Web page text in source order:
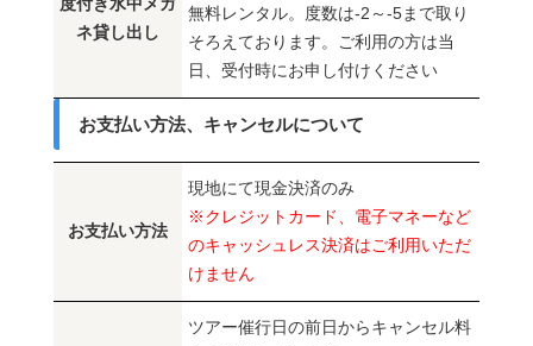
度付き水中メガ
ネ貸し出し
無料レンタル。度数は-2～-5まで取り
そろえております。ご利用の方は当
日、受付時にお申し付けください
お支払い方法、キャンセルについて
お支払い方法
現地にて現金決済のみ
※クレジットカード、電子マネーなど
のキャッシュレス決済はご利用いただ
けません
ツアー催行日の前日からキャンセル料